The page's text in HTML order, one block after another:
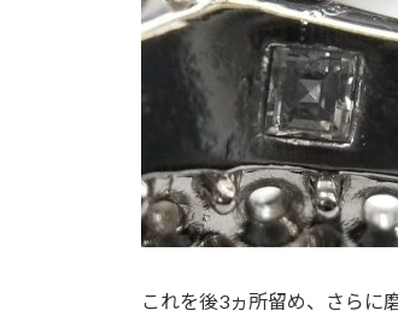
これを後3ヵ所留め、さらに